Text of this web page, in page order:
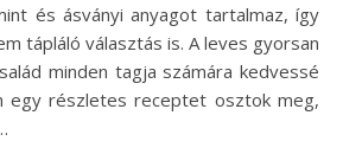
és ásványi anyagot tartalmaz, így
tápláló választás is. A leves gyorsan
minden tagja számára kedvessé
egy részletes receptet osztok meg,